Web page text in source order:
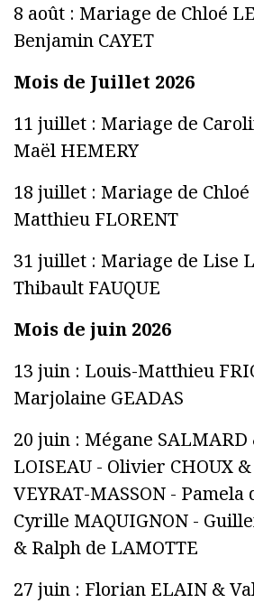
8 août : Mariage de Chloé
Benjamin CAYET
Mois de Juillet 2026
11 juillet : Mariage de
Maël HEMERY
18 juillet : Mariage de Chloé
Matthieu FLORENT
31 juillet : Mariage de Lise
Thibault FAUQUE
Mois de juin 2026
13 juin : Louis-Matthieu
Marjolaine GEADAS
20 juin : Mégane SALMARD
LOISEAU - Olivier CHOUX
VEYRAT-MASSON - Pamela
Cyrille MAQUIGNON -
& Ralph de LAMOTTE
27 juin : Florian ELAIN &